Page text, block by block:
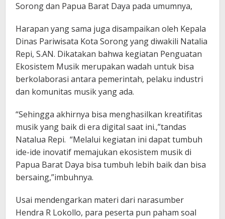
Sorong dan Papua Barat Daya pada umumnya,
Harapan yang sama juga disampaikan oleh Kepala
Dinas Pariwisata Kota Sorong yang diwakili Natalia
Repi, S.AN. Dikatakan bahwa kegiatan Penguatan
Ekosistem Musik merupakan wadah untuk bisa
berkolaborasi antara pemerintah, pelaku industri
dan komunitas musik yang ada.
“Sehingga akhirnya bisa menghasilkan kreatifitas
musik yang baik di era digital saat ini.,”tandas
Natalua Repi. “Melalui kegiatan ini dapat tumbuh
ide-ide inovatif memajukan ekosistem musik di
Papua Barat Daya bisa tumbuh lebih baik dan bisa
bersaing,”imbuhnya.
Usai mendengarkan materi dari narasumber
Hendra R Lokollo, para peserta pun paham soal